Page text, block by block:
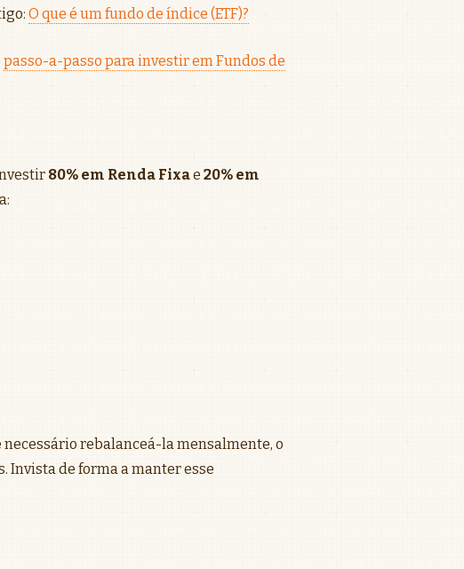
O que é um fundo de índice (ETF)?
passo-a-passo para investir em Fundos de
80% em Renda Fixae 20% em
rebalanceá-la mensalmente, o
Invista de forma a manter esse